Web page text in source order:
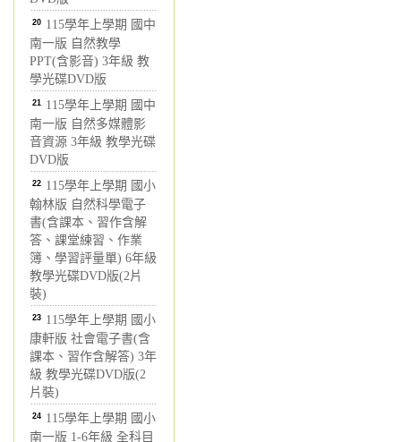
20 115學年上學期 國中
南一版 自然教學
PPT(含影音) 3年級 教
學光碟DVD版
21 115學年上學期 國中
南一版 自然多媒體影
音資源 3年級 教學光碟
DVD版
22 115學年上學期 國小
翰林版 自然科學電子
書(含課本、習作含解
答、課堂練習、作業
簿、學習評量單) 6年級
教學光碟DVD版(2片
裝)
23 115學年上學期 國小
康軒版 社會電子書(含
課本、習作含解答) 3年
級 教學光碟DVD版(2
片裝)
24 115學年上學期 國小
南一版 1-6年級 全科目